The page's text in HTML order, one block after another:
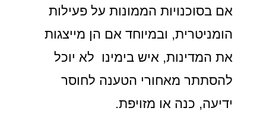
אם בסוכנויות הממונות על פעילות
הומניטרית, ובמיוחד אם הן מייצגות
את המדינות, איש בימינו לא יוכל
להסתתר מאחורי הטענה לחוסר
ידיעה, כנה או מזויפת.